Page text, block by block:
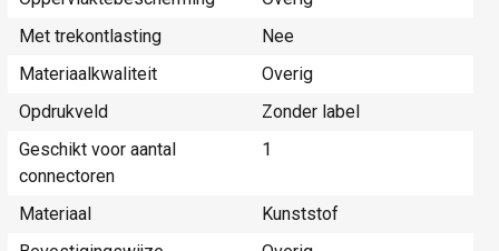
Met trekontlasting
Nee
Materiaalkwaliteit
Overig
Opdrukveld
Zonder label
Geschikt voor aantal
connectoren
1
Materiaal
Kunststof